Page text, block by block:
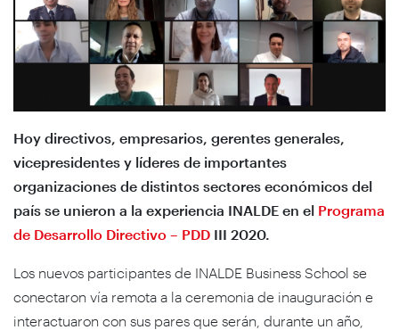
Hoy directivos, empresarios, gerentes generales,
vicepresidentes y líderes de importantes
organizaciones de distintos sectores económicos del
país se unieron a la experiencia INALDE en el Programa
de Desarrollo Directivo – PDD III 2020.
Los nuevos participantes de INALDE Business School se
conectaron vía remota a la ceremonia de inauguración e
interactuaron con sus pares que serán, durante un año,